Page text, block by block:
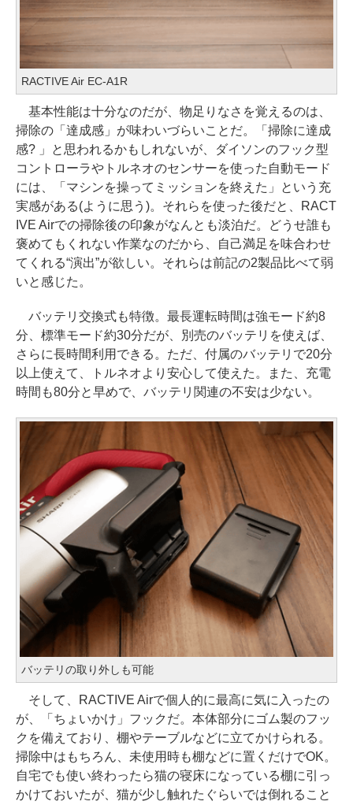
RACTIVE Air EC-A1R
基本性能は十分なのだが、物足りなさを覚えるのは、
掃除の「達成感」が味わいづらいことだ。「掃除に達成
感? 」と思われるかもしれないが、ダイソンのフック型
コントローラやトルネオのセンサーを使った自動モード
には、「マシンを操ってミッションを終えた」という充
実感がある(ように思う)。それらを使った後だと、RACT
IVE Airでの掃除後の印象がなんとも淡泊だ。どうせ誰も
褒めてもくれない作業なのだから、自己満足を味合わせ
てくれる“演出”が欲しい。それらは前記の2製品比べて弱
いと感じた。
バッテリ交換式も特徴。最長運転時間は強モード約8
分、標準モード約30分だが、別売のバッテリを使えば、
さらに長時間利用できる。ただ、付属のバッテリで20分
以上使えて、トルネオより安心して使えた。また、充電
時間も80分と早めで、バッテリ関連の不安は少ない。
バッテリの取り外しも可能
そして、RACTIVE Airで個人的に最高に気に入ったの
が、「ちょいかけ」フックだ。本体部分にゴム製のフッ
クを備えており、棚やテーブルなどに立てかけられる。
掃除中はもちろん、未使用時も棚などに置くだけでOK。
自宅でも使い終わったら猫の寝床になっている棚に引っ
かけておいたが、猫が少し触れたぐらいでは倒れること